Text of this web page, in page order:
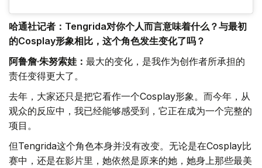
哈通社记者：Tengrida对你个人而言意味着什么？与最初
的Cosplay形象相比，这个角色发生变化了吗？
阿鲁詹·朱努索娃： 最大的变化，是我作为创作者所承担的
责任变得更大了。
去年，大家还只是把它看作一个Cosplay形象。而今年，从
观众的反应中，我已经能够感受到，它正在成为一个完整的
项目。
但Tengrida这个角色本身并没有改变。无论是在Cosplay比
赛中，还是在影片里，她依然是原来的她，她身上那些最美